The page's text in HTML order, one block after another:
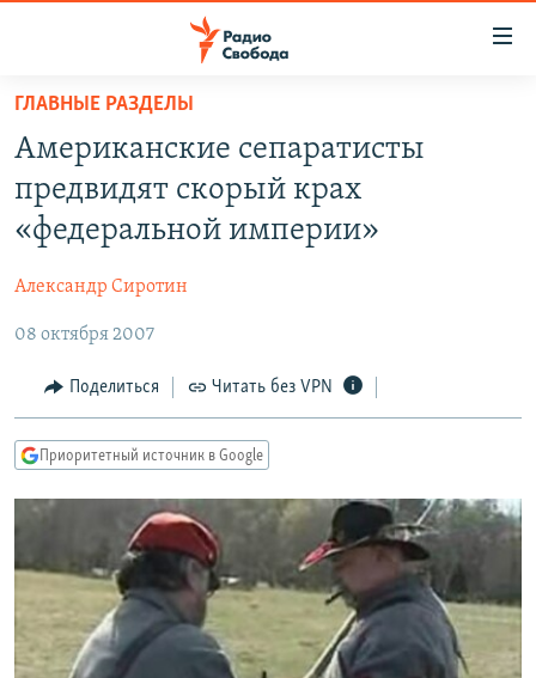
упрощенного
доступа
основному
Вернутся
навигации
Вернутся
поиску
ПОДКАСТЫ
АВТОРСКИЕ ПРОЕКТЫ
МНЕНИЯ
КУЛЬТУРА
IDEL.РЕАЛИИ
СЕВЕР.РЕАЛИИ
СИБИРЬ.РЕАЛИИ
РАСПИСАНИЕ ВЕЩАНИЯ
ПОДПИШИТЕСЬ НА РАССЫЛКУ
СОЦИАЛЬНЫЕ СЕТИ
ГЛАВНЫЕ РАЗДЕЛЫ
Американские сепаратисты
предвидят скорый крах
«федеральной империи»
Александр Сиротин
08 октября 2007
Поделиться Читать без VPN
Приоритетный источник в Google